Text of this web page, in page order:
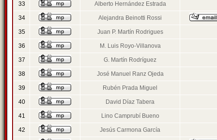
33 Alberto Hernández Estrada
34 Alejandra Beinotti Rossi
35 Juan P. Martín Rodrigues
36 M. Luis Royo-Villanova
37 G. Martín Rodríguez
38 José Manuel Ranz Ojeda
39 Rubén Prada Miguel
40 David Díaz Tabera
41 Lino Camprubí Bueno
42 Jesús Carmona García